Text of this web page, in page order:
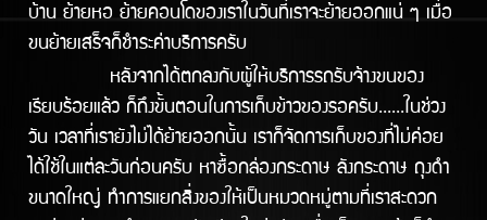
บ้าน ย้ายหอ ย้ายคอนโดของเราในวันทีี่เราจะย้ายออกแน่ ๆ เมื่อ
ขนย้ายเสร็จก็ชำระค่าบริการครับ
หลังจากได้ตกลงกับผู้ให้บริการรถรับจ้างขนของ
เรียบร้อยแล้ว ก็ถึงขั้นตอนในการเก็บข้าวของรอครับ......ในช่วง
วัน เวลาที่เรายังไม่ได้ย้ายออกนั้น เราก็จัดการเก็บของที่ไม่ค่อย
ได้ใช้ในแต่ละวันก่อนครับ หาซื้อกล่องกระดาษ ลังกระดาษ ถุงดำ
ขนาดใหญ่ ทำการแยกสิ่งของให้เป็นหมวดหมู่ตามที่เราสะดวก